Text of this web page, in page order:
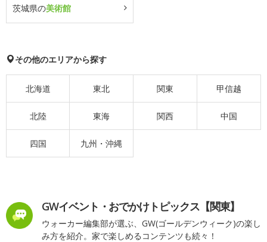
茨城県の美術館
その他のエリアから探す
北海道 東北 関東 甲信越
北陸 東海 関西 中国
四国 九州・沖縄
GWイベント・おでかけトピックス【関東】
ウォーカー編集部が選ぶ、GW(ゴールデンウィーク)の楽し
み方を紹介。家で楽しめるコンテンツも続々！